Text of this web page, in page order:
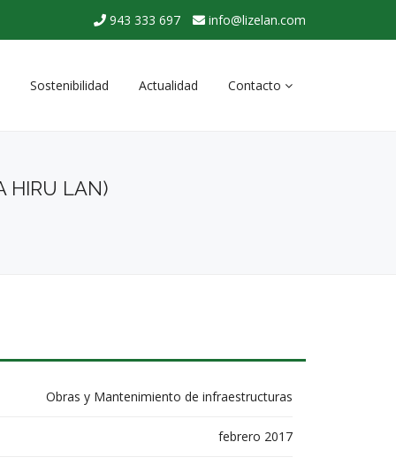
943 333 697 info@lizelan.com
Sostenibilidad Actualidad Contacto
HIRU LAN)
Obras y Mantenimiento de infraestructuras
febrero 2017